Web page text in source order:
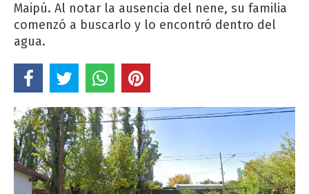
Maipú. Al notar la ausencia del nene, su familia
comenzó a buscarlo y lo encontró dentro del
agua.